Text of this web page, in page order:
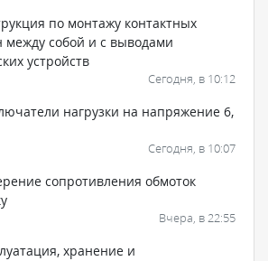
по монтажу контактных
собой и с выводами
устройств
Сегодня, в 10:12
нагрузки на напряжение 6,
Сегодня, в 10:07
сопротивления обмоток
Вчера, в 22:55
хранение и